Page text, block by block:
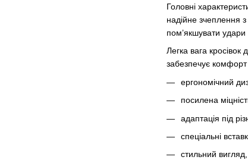
Головні
надійне зчеплення
пом’якшувати удари
Легка вага
забезпечує комфорт
ергономічний
посилена
адаптація під
спеціальні
стильний